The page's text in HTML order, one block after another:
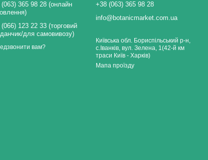
365 98 28 (онлайн
123 22 33 (торговий
для самовивозу)
вам?
+38 (063) 365 98 28
info@botanicmarket.com.ua
Київська обл. Бориспільський р-н,
с.Іванків, вул. Зелена, 1(42-й км
траси Київ - Харків)
Мапа проїзду